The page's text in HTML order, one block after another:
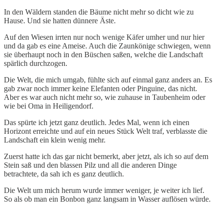
In den Wäldern standen die Bäume nicht mehr so dicht wie zu
Hause. Und sie hatten dünnere Äste.
Auf den Wiesen irrten nur noch wenige Käfer umher und nur hier
und da gab es eine Ameise. Auch die Zaunkönige schwiegen, wenn
sie überhaupt noch in den Büschen saßen, welche die Landschaft
spärlich durchzogen.
Die Welt, die mich umgab, fühlte sich auf einmal ganz anders an. Es
gab zwar noch immer keine Elefanten oder Pinguine, das nicht.
Aber es war auch nicht mehr so, wie zuhause in Taubenheim oder
wie bei Oma in Heiligendorf.
Das spürte ich jetzt ganz deutlich. Jedes Mal, wenn ich einen
Horizont erreichte und auf ein neues Stück Welt traf, verblasste die
Landschaft ein klein wenig mehr.
Zuerst hatte ich das gar nicht bemerkt, aber jetzt, als ich so auf dem
Stein saß und den blassen Pilz und all die anderen Dinge
betrachtete, da sah ich es ganz deutlich.
Die Welt um mich herum wurde immer weniger, je weiter ich lief.
So als ob man ein Bonbon ganz langsam in Wasser auflösen würde.